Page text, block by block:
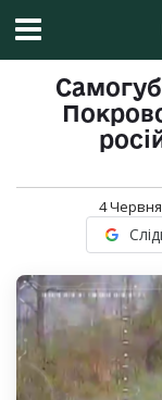
4 Червня